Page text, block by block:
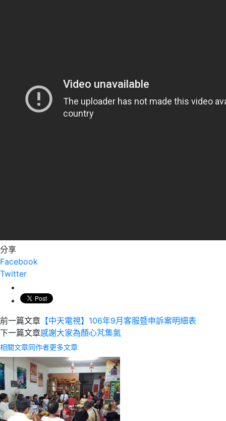
分享
Facebook
Twitter
前一篇文章 【中天電視】106年9月客服暨申訴案明細表
下一篇文章感謝大家為顏心芃集氣
相關文章同作者更多文章